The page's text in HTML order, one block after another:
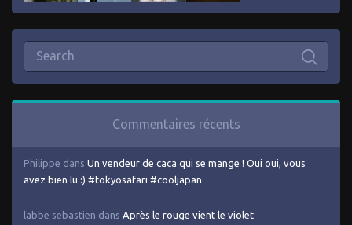
Commentaires récents
Philippe dans Un vendeur de caca qui se mange ! Oui oui, vous
avez bien lu :) #tokyosafari #cooljapan
labbe sebastien dans Après le rouge vient le violet